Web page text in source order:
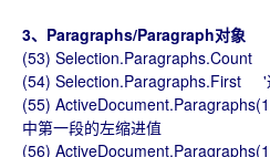
3、Paragraphs/Paragraph对象
(53) Selection.Paragraphs.Count
(54) Selection.Paragraphs.First '
(55)
中第一段的左缩进值
(56)